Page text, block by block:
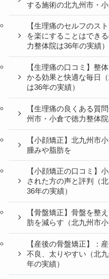
する施術の北九州市・
【生理痛のセルフのス
を楽にすることはでき
力整体院は36年の実績）
【生理痛の口コミ】整
かる効果と快適な毎日
は36年の実績）
【生理痛の良くある質
州市・小倉で徳力整体院
【小顔矯正】北九州市
腫みや脂肪を
【小顔矯正の口コミ】
された方の声と評判（
36年の実績）
【骨盤矯正】骨盤を整
肪を減らす（北九州市
【産後の骨盤矯正】：
不良、太りやすい（北
年の実績）